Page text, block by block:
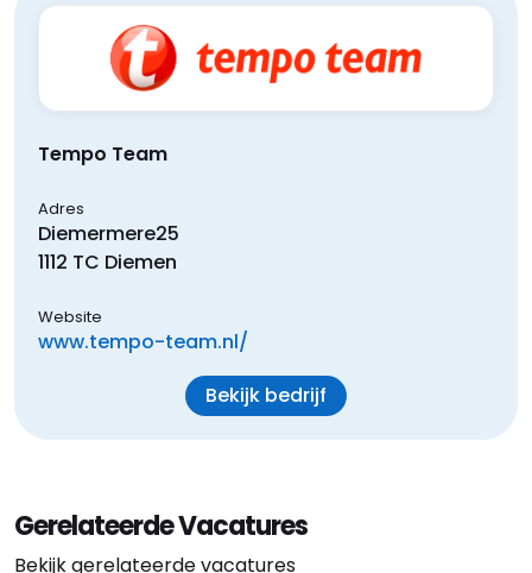
Tempo Team
Adres
Diemermere25
1112 TC Diemen
Website
www.tempo-team.nl/
Bekijk bedrijf
Gerelateerde Vacatures
Bekijk gerelateerde vacatures